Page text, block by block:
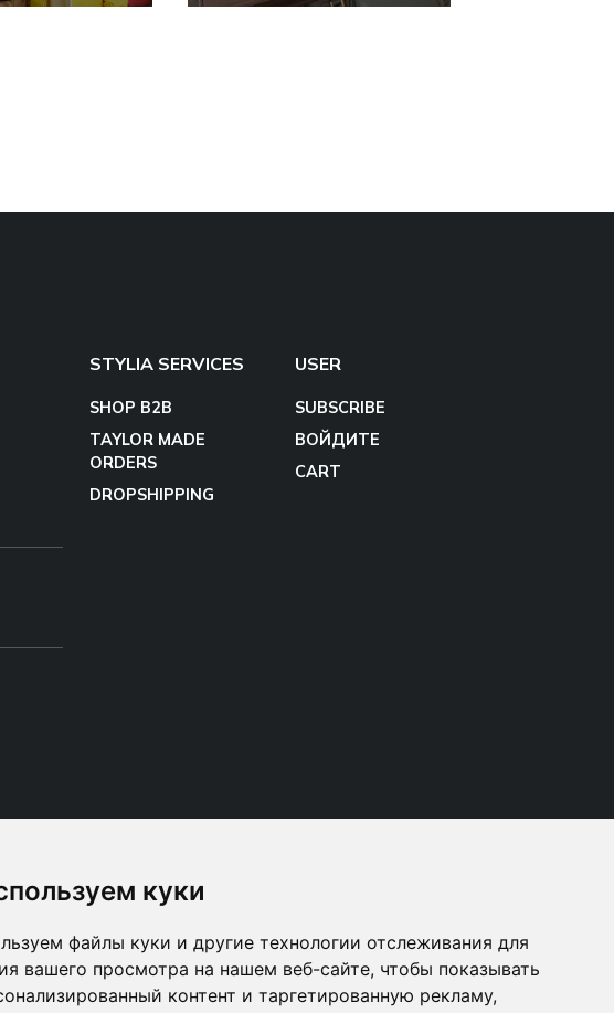
куки
файлы куки и другие технологии отслеживания для
вашего просмотра на нашем веб-сайте, чтобы показывать
контент и таргетированную рекламу,
STYLIA SERVICES
SHOP B2B
TAYLOR MADE
ORDERS
DROPSHIPPING
USER
SUBSCRIBE
ВОЙДИТЕ
CART
Follow us